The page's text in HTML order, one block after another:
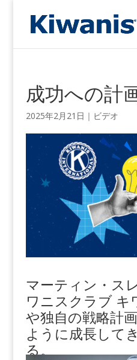
成功への計
2025年2月21日 ｜ ビデオ
マーティン・ス
ワニスクラブ キ
や独自の戦略計
ように成長して
る。